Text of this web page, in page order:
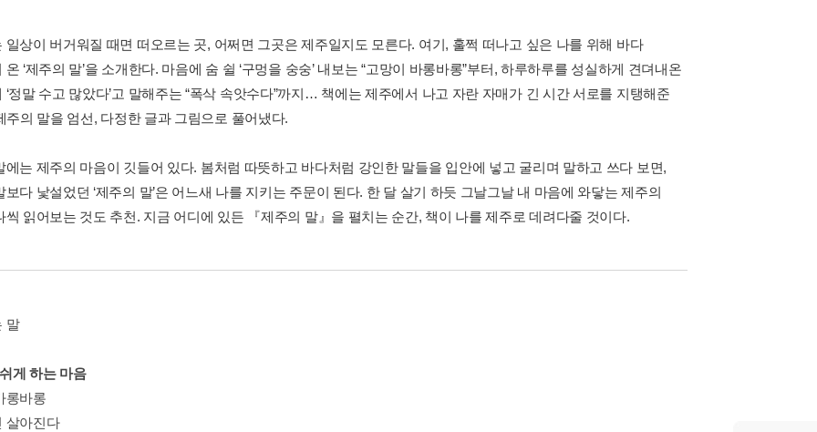
일상이 버거워질 때면 떠오르는 곳, 어쩌면 그곳은 제주일지도 모른다. 여기, 훌쩍 떠나고 싶은 나를 위해 바다
온 ‘제주의 말’을 소개한다. 마음에 숨 쉴 ‘구멍을 숭숭’ 내보는 “고망이 바롱바롱”부터, 하루하루를 성실하게 견뎌내온
‘정말 수고 많았다’고 말해주는 “폭삭 속앗수다”까지… 책에는 제주에서 나고 자란 자매가 긴 시간 서로를 지탱해준
주의 말을 엄선, 다정한 글과 그림으로 풀어냈다.
에는 제주의 마음이 깃들어 있다. 봄처럼 따뜻하고 바다처럼 강인한 말들을 입안에 넣고 굴리며 말하고 쓰다 보면,
보다 낯설었던 ‘제주의 말’은 어느새 나를 지키는 주문이 된다. 한 달 살기 하듯 그날그날 내 마음에 와닿는 제주의
씩 읽어보는 것도 추천. 지금 어디에 있든 『제주의 말』을 펼치는 순간, 책이 나를 제주로 데려다줄 것이다.
말
게 하는 마음
롱바롱
살아진다